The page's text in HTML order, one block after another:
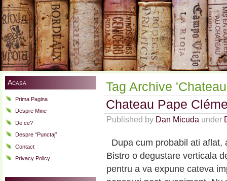
Acasa
Prima Pagina
Despre Mine
De ce?
Despre “Punctaj”
Contact
Privacy Policy
Tag Archive
Chateau Pape
Published by Dan Micuda under
Dupa cum probabil ati
Bistro o degustare verticala
pentru a va expune cateva